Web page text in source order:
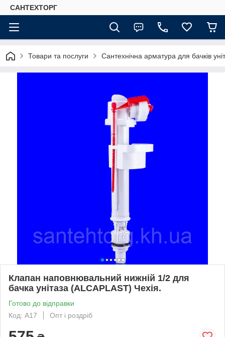
САНТЕХТОРГ
Товари та послуги Сантехнічна арматура для бачків
Клапан наповнювальний нижній 1/2 для
бачка унітаза (ALCAPLAST) Чехія.
Готово до відправки
Код: А17
Опт і роздріб